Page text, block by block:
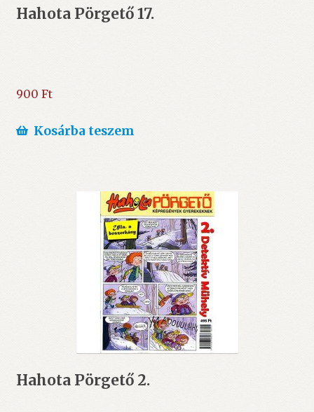
Hahota Pörgető 17.
900 Ft
Kosárba teszem
Hahota Pörgető 2.